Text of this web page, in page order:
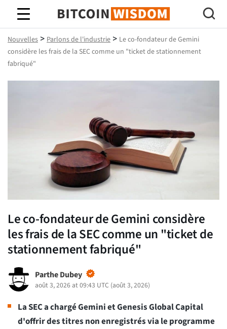
Bitcoin Sagesse
Nouvelles > Parlons de l'industrie > Le co-fondateur de Gemini
considère les frais de la SEC comme un "ticket de stationnement
fabriqué"
Le co-fondateur de Gemini considère
les frais de la SEC comme un "ticket de
stationnement fabriqué"
Parthe Dubey
août 3, 2026 at 09:43 UTC (août 3, 2026)
La SEC a chargé Gemini et Genesis Global Capital
d'offrir des titres non enregistrés via le programme